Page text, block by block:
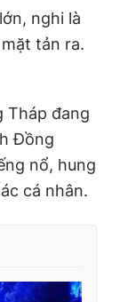
nghi là
tản ra.
Tháp đang
Đồng
nổ, hung
cá nhân.